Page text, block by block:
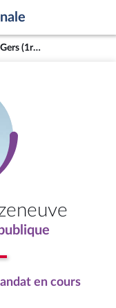
M. Jean-René Cazeneuve - Gers (1re circonscription)
en cours